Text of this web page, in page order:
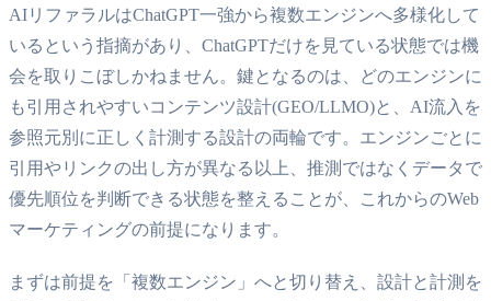
AIリファラルはChatGPT一強から複数エンジンへ多様化して
いるという指摘があり、ChatGPTだけを見ている状態では機
会を取りこぼしかねません。鍵となるのは、どのエンジンに
も引用されやすいコンテンツ設計(GEO/LLMO)と、AI流入を
参照元別に正しく計測する設計の両輪です。エンジンごとに
引用やリンクの出し方が異なる以上、推測ではなくデータで
優先順位を判断できる状態を整えることが、これからのWeb
マーケティングの前提になります。
まずは前提を「複数エンジン」へと切り替え、設計と計測を